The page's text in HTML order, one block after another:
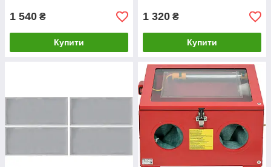
1 540 ₴
Купити
1 320 ₴
Купити